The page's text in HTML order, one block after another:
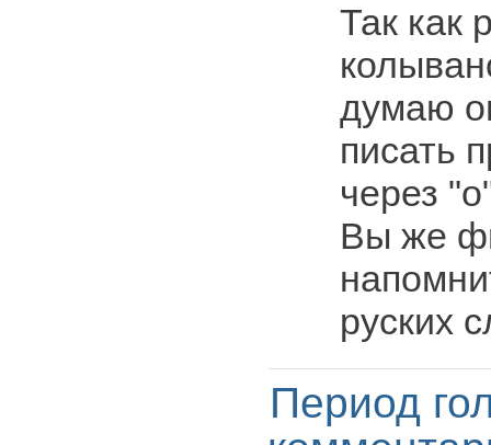
Так как
думаю
писать
через
Вы же
руских
Период